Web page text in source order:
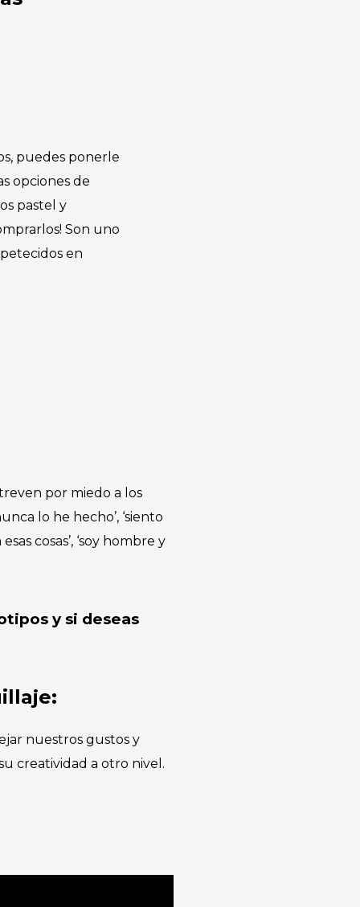
puedes ponerle
opciones de
pastel y
Son uno
en
por miedo a los
lo he hecho’, ‘siento
cosas’, ‘soy hombre y
y si deseas
nuestros gustos y
creatividad a otro nivel.